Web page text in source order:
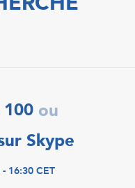
ou
Skype
16:30 CET